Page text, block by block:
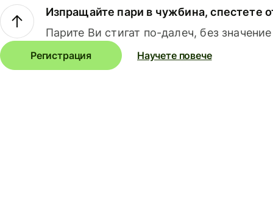
Изпращайте пари в чужбина, спестете
Парите Ви стигат по-далеч, без
Регистрация Научете повече